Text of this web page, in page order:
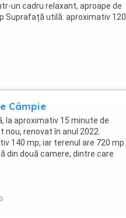
un cadru relaxant, aproape de
Suprafață utilă: aproximativ 120
Câmpie
la aproximativ 15 minute de
renovat în anul 2022.
140 mp, iar terenul are 720 mp.
din două camere, dintre care